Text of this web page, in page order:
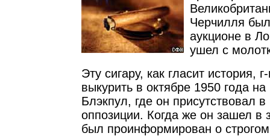
Черчилля
аукционе в
ушел с
Эту сигару, как гласит история,
выкурить в октябре 1950 года на
Блэкпул, где он присутствовал
оппозиции. Когда же он зашел в
был проинформирован о строгом